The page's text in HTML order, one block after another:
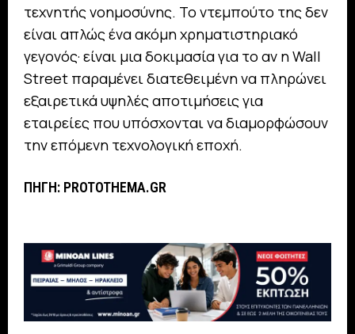
τεχνητής νοημοσύνης. Το ντεμπούτο της δεν
είναι απλώς ένα ακόμη χρηματιστηριακό
γεγονός· είναι μια δοκιμασία για το αν η Wall
Street παραμένει διατεθειμένη να πληρώνει
εξαιρετικά υψηλές αποτιμήσεις για
εταιρείες που υπόσχονται να διαμορφώσουν
την επόμενη τεχνολογική εποχή.
ΠΗΓΗ: PROTOTHEMA.GR